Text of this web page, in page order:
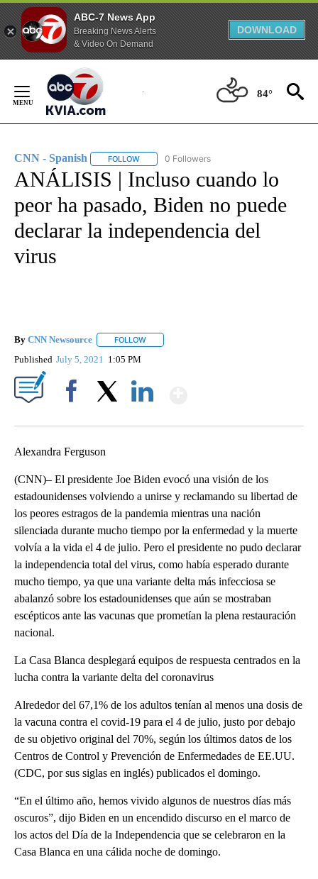
ABC-7 News App
Breaking News Alerts
& Video On Demand
DOWNLOAD
Content
84°
CNN - Spanish FOLLOW FOLLOW "CNN - SPANISH" TO RECEIVE
0 Followers
ANÁLISIS | Incluso cuando lo
peor ha pasado, Biden no puede
declarar la independencia del
virus
By CNN Newsource FOLLOW
Published July 5, 2021 1:05 PM
Alexandra Ferguson
(CNN)– El presidente Joe Biden evocó una visión de los
estadounidenses volviendo a unirse y reclamando su libertad de
los peores estragos de la pandemia mientras una nación
silenciada durante mucho tiempo por la enfermedad y la muerte
volvía a la vida el 4 de julio. Pero el presidente no pudo declarar
la independencia total del virus, como había esperado durante
mucho tiempo, ya que una variante delta más infecciosa se
abalanzó sobre los estadounidenses que aún se mostraban
escépticos ante las vacunas que prometían la plena restauración
nacional.
La Casa Blanca desplegará equipos de respuesta centrados en la
lucha contra la variante delta del coronavirus
Alrededor del 67,1% de los adultos tenían al menos una dosis de
la vacuna contra el covid-19 para el 4 de julio, justo por debajo
de su objetivo original del 70%, según los últimos datos de los
Centros de Control y Prevención de Enfermedades de EE.UU.
(CDC, por sus siglas en inglés) publicados el domingo.
“En el último año, hemos vivido algunos de nuestros días más
oscuros”, dijo Biden en un encendido discurso en el marco de
los actos del Día de la Independencia que se celebraron en la
Casa Blanca en una cálida noche de domingo.